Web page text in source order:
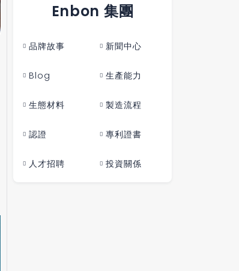
Enbon 集團
品牌故事 新聞中心
Blog 生產能力
生態材料 製造流程
認證 專利證書
人才招聘 投資關係